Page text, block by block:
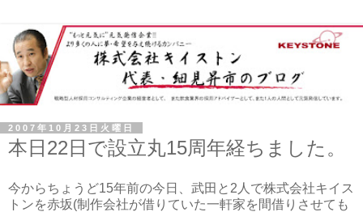
2007年10月23日火曜日
本日22日で設立丸15周年経ちました。
今からちょうど15年前の今日、武田と2人で株式会社キイス
トンを赤坂(制作会社が借りていた一軒家を間借りさせても